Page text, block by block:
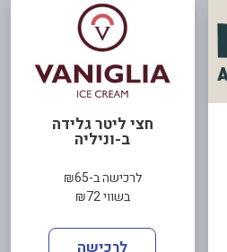
חצי ליטר גלידה
ב-וניליה
לרכישה ב-₪65
בשווי ₪72
לרכישה